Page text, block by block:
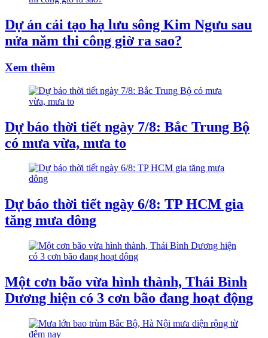
Dự án cải tạo hạ lưu sông Kim Ngưu sau
nửa năm thi công giờ ra sao?
Xem thêm
Dự báo thời tiết ngày 7/8: Bắc Trung Bộ
có mưa vừa, mưa to
Dự báo thời tiết ngày 6/8: TP HCM gia
tăng mưa dông
Một cơn bão vừa hình thành, Thái Bình
Dương hiện có 3 cơn bão đang hoạt động